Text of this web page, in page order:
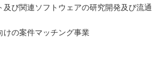
及び関連ソフトウェアの研究開発及び流通
けの案件マッチング事業